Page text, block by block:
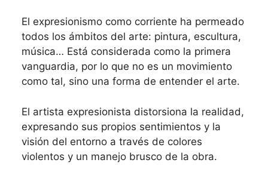
El expresionismo como corriente ha permeado
todos los ámbitos del arte: pintura, escultura,
música… Está considerada como la primera
vanguardia, por lo que no es un movimiento
como tal, sino una forma de entender el arte.
El artista expresionista distorsiona la realidad,
expresando sus propios sentimientos y la
visión del entorno a través de colores
violentos y un manejo brusco de la obra.